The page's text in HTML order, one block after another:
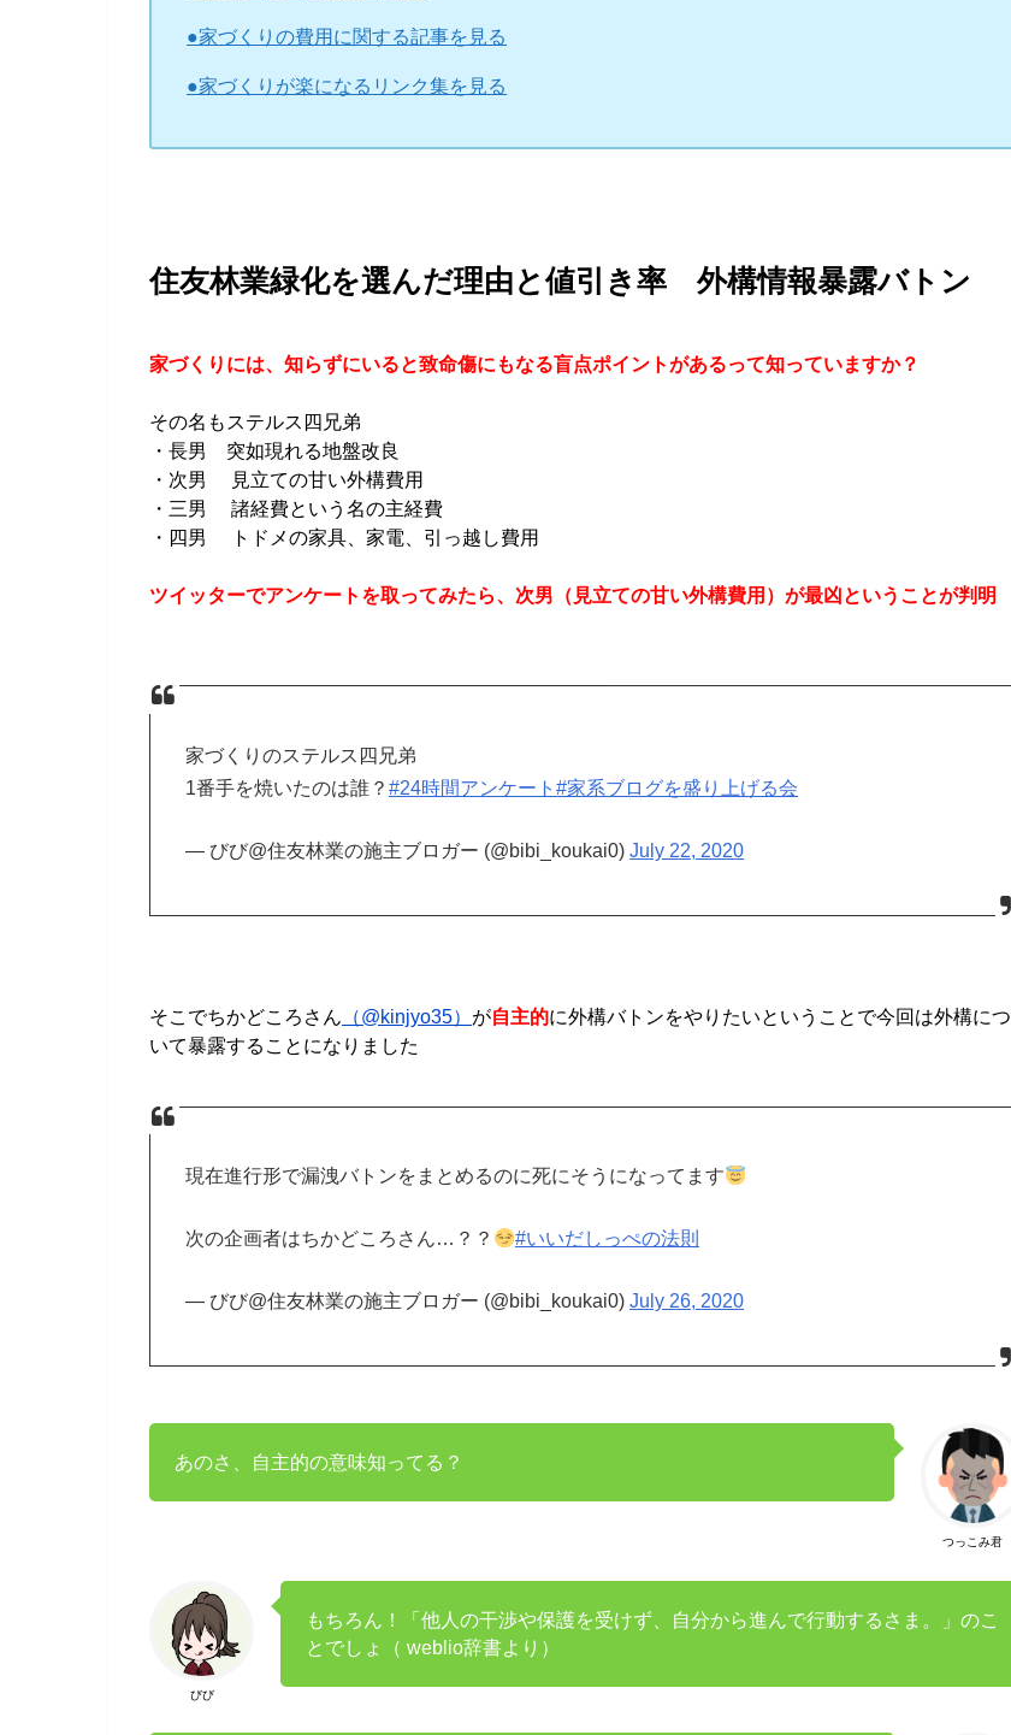
●家づくりの費用に関する記事を見る
●家づくりが楽になるリンク集を見る
住友林業緑化を選んだ理由と値引き率 外構情報暴露バトン
家づくりには、知らずにいると致命傷にもなる盲点ポイントがあるって知っていますか？
その名もステルス四兄弟
・長男 突如現れる地盤改良
・次男 見立ての甘い外構費用
・三男 諸経費という名の主経費
・四男 トドメの家具、家電、引っ越し費用
ツイッターでアンケートを取ってみたら、次男（見立ての甘い外構費用）が最凶ということが判明
家づくりのステルス四兄弟
1番手を焼いたのは誰？#24時間アンケート#家系ブログを盛り上げる会
— びび@住友林業の施主ブロガー (@bibi_koukai0)July 22, 2020
そこでちかどころさん （@kinjyo35） が自主的に外構バトンをやりたいということで今回は外構につ
いて暴露することになりました
現在進行形で漏洩バトンをまとめるのに死にそうになってます
次の企画者はちかどころさん…？？ #いいだしっぺの法則
— びび@住友林業の施主ブロガー (@bibi_koukai0)July 26, 2020
つっこみ君
あのさ、自主的の意味知ってる？
びび
もちろん！「他人の干渉や保護を受けず、自分から進んで行動するさま。」のこ
とでしょ（ weblio辞書より）